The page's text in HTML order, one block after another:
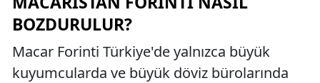
BOZDURULUR?
Macar Forinti Türkiye'de yalnızca büyük
kuyumcularda ve büyük döviz bürolarında